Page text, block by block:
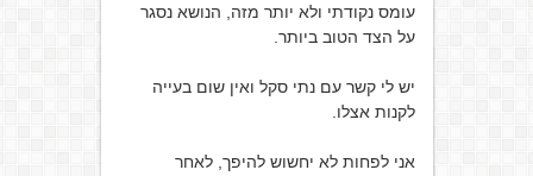
עומס נקודתי ולא יותר מזה, הנושא נסגר
על הצד הטוב ביותר.
יש לי קשר עם נתי סקל ואין שום בעייה
לקנות אצלו.
אני לפחות לא יחשוש להיפך, לאחר